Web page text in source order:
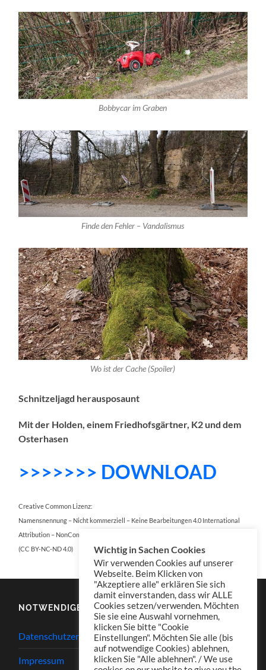
Bobbycar im Graben
Finde den Fehler – Vandalismus
Wo ist der Cache (Spoiler)
Schnitzeljagd herausposaunt
Mit der Holden, einem Friedhofsgärtner, K2 und dem
Osterhasen
>>>>>>> DOWNLOAD
Creative Common Lizenz:
Namensnennung – Nicht kommerziell – Keine Bearbeitungen 4.0 International
Attribution – NonCommercial – NoDerivatives 4.0 International
(CC BY-NC-ND 4.0)
NOTWENDIGES
Datenschutzerklärung
Impressum
Wichtig in Sachen Cookies
Wir verwenden Cookies auf unserer
Webseite. Beim Klicken von
"Akzeptiere alle" erklären Sie sich
damit einverstanden, dass wir ALLE
Cookies setzen/verwenden. Möchten
Sie sie eine Auswahl vornehmen,
klicken Sie bitte "Cookie
Einstellungen". Möchten Sie alle (bis
auf notwendige Cookies) ablehnen,
klicken Sie "Alle ablehnen". / We use